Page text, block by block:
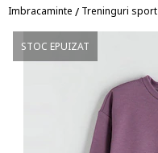
Imbracaminte / Treninguri sport
STOC EPUIZAT